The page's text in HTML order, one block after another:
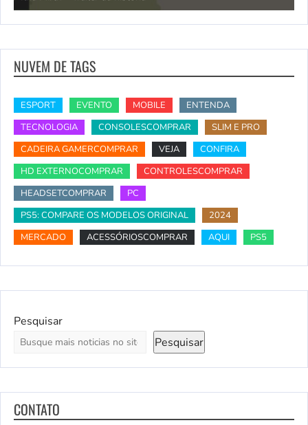
NUVEM DE TAGS
ESPORT EVENTO MOBILE
ENTENDA
TECNOLOGIA
CONSOLESCOMPRAR
SLIM E PRO
CADEIRA GAMERCOMPRAR
VEJA
CONFIRA
HD EXTERNOCOMPRAR
CONTROLESCOMPRAR
HEADSETCOMPRAR
PC
PS5: COMPARE OS MODELOS ORIGINAL
2024
MERCADO
ACESSÓRIOSCOMPRAR AQUI PS5
Pesquisar
Pesquisar
CONTATO